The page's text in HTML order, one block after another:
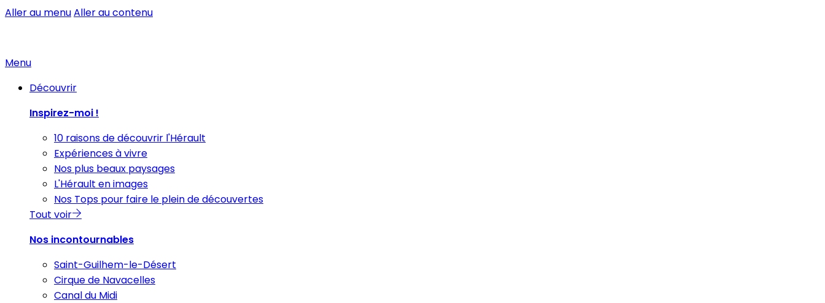
Aller au menuAller au contenu
Menu
Découvrir
Inspirez-moi !
10 raisons de découvrir l'Hérault
Expériences à vivre
Nos plus beaux paysages
L'Hérault en images
Nos Tops pour faire le plein de découvertes
Tout voir
Nos incontournables
Saint-Guilhem-le-Désert
Cirque de Navacelles
Canal du Midi